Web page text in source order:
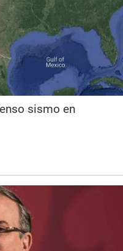
sismo en